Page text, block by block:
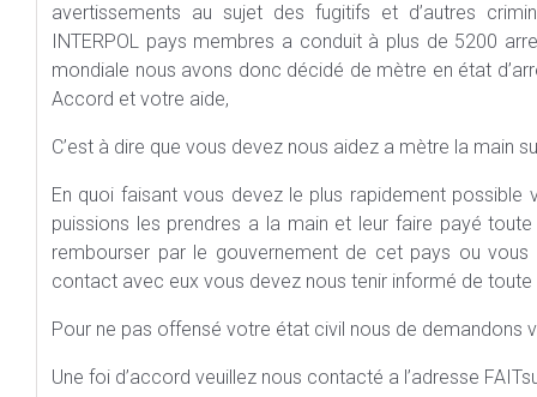
avertissements au sujet des fugitifs et d’autres
INTERPOL pays membres a conduit à plus de 5200
mondiale nous avons donc décidé de mètre en état
Accord et votre aide,
C’est à dire que vous devez nous aidez a mètre la main
En quoi faisant vous devez le plus rapidement
puissions les prendres a la main et leur faire payé
rembourser par le gouvernement de cet pays ou
contact avec eux vous devez nous tenir informé de
Pour ne pas offensé votre état civil nous de demandons
Une foi d’accord veuillez nous contacté a l’adresse